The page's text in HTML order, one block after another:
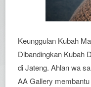
Keunggulan Kubah
Dibandingkan Kubah
di Jateng. Ahlan wa
AA Gallery